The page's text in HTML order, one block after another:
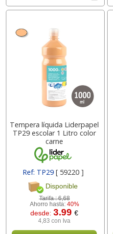
Tempera líquida Liderpapel
TP29 escolar 1 Litro color
carne
Ref: TP29 [ 59220 ]
Disponible
Tarifa :6,68
Ahorro hasta: 40%
desde:3.99€
4,83 con Iva